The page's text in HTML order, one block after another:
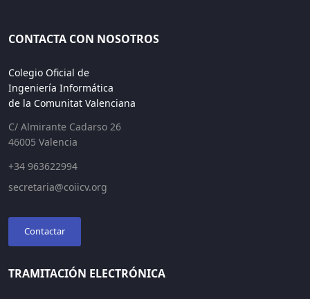
CONTACTA CON NOSOTROS
Colegio Oficial de
Ingeniería Informática
de la Comunitat Valenciana
C/ Almirante Cadarso 26
46005 Valencia
+34 963622994
secretaria@coiicv.org
Contactar
TRAMITACIÓN ELECTRÓNICA